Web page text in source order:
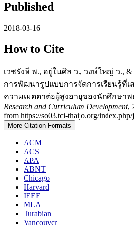
Published
2018-03-16
How to Cite
เวชรังษี พ., อยู่ในศิล ว., วงษ์ใหญ่ ว.,
การพัฒนารูปแบบการจัดการเรียนรู้ที่
ความเมตตาต่อผู้สูงอายุของนักศึกษาพ
Research and Curriculum Development,
from https://so03.tci-thaijo.org/
More Citation Formats
ACM
ACS
APA
ABNT
Chicago
Harvard
IEEE
MLA
Turabian
Vancouver